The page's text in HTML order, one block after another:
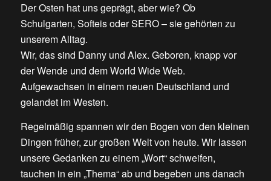
Der Osten hat uns geprägt, aber wie? Ob
Schulgarten, Softeis oder SERO – sie gehörten zu
unserem Alltag.
Wir, das sind Danny und Alex. Geboren, knapp vor
der Wende und dem World Wide Web.
Aufgewachsen in einem neuen Deutschland und
gelandet im Westen.
Regelmäßig spannen wir den Bogen von den kleinen
Dingen früher, zur großen Welt von heute. Wir lassen
unsere Gedanken zu einem „Wort“ schweifen,
tauchen in ein „Thema“ ab und begeben uns danach